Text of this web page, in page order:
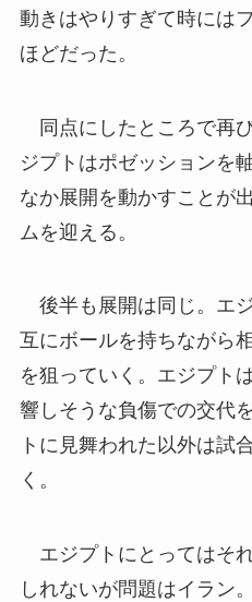
動きはやりすぎて時には
ほどだった。
同点にしたところで再
ジプトはポゼッションを
なか展開を動かすことが
ムを迎える。
後半も展開は同じ。エ
互にボールを持ちながら
を狙っていく。エジプト
響しそうな負傷での交代
トに見舞われた以外は試
く。
エジプトにとってはそ
しれないが問題はイラン